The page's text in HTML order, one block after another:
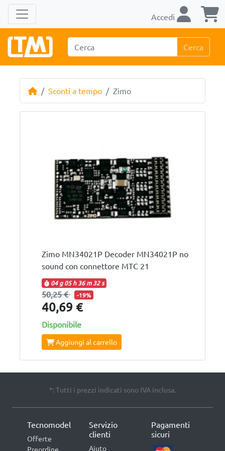
Accedi
Cerca
Sconti a tempo Zimo
Zimo MN34021P Decoder MN34021P no
sound con connettore MTC 21
04 g05 h36 m31 s
50,25 € -19%
40,69 €
Disponibile
Aggiungi al carrello
*: Tutti i prezzi indicati sono IVA inclusa.
Tecnomodel
Offerte
Preordine
Servizio
clienti
Aiuto
Pagamenti
sicuri